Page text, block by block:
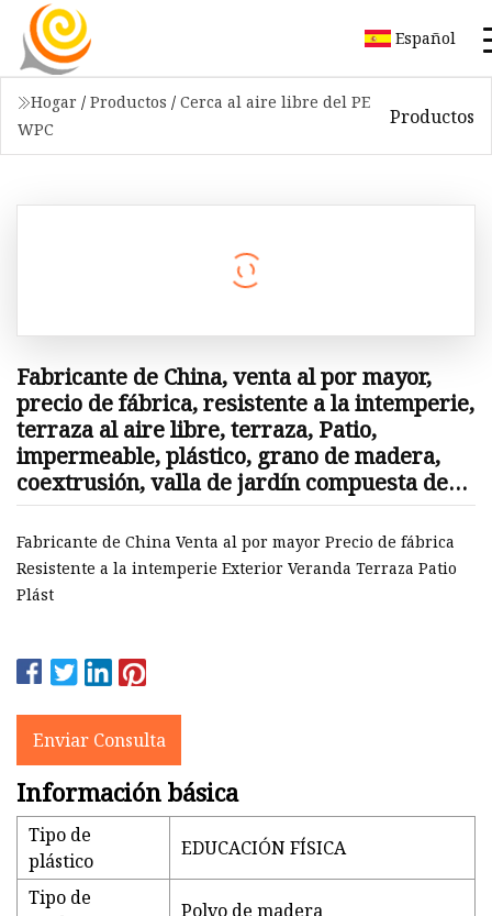
Español
Hogar / Productos / Cerca al aire libre del PE
WPC
Productos
Fabricante de China, venta al por mayor,
precio de fábrica, resistente a la intemperie,
terraza al aire libre, terraza, Patio,
impermeable, plástico, grano de madera,
coextrusión, valla de jardín compuesta de
WPC
Fabricante de China Venta al por mayor Precio de fábrica
Resistente a la intemperie Exterior Veranda Terraza Patio
Plást
Enviar Consulta
Información básica
Tipo de
plástico
EDUCACIÓN FÍSICA
Tipo de
Polvo de madera